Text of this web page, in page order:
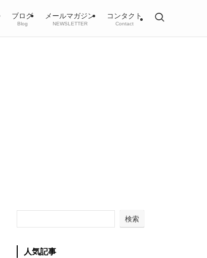
ブログ
Blog
メールマガジン
NEWSLETTER
コンタクト
Contact
検索
人気記事